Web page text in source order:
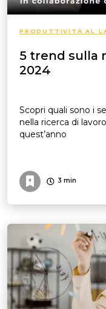
PRODUTTIVITÀ AL
5 trend sulla
2024
Scopri quali sono i
nella ricerca di
quest’anno
3 min